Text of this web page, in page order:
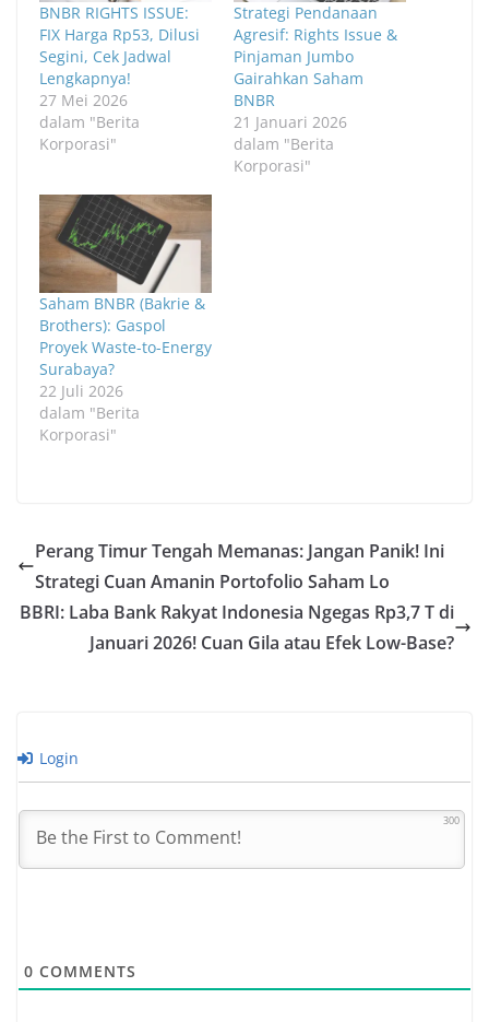
BNBR RIGHTS ISSUE:
FIX Harga Rp53, Dilusi
Segini, Cek Jadwal
Lengkapnya!
27 Mei 2026
dalam "Berita
Korporasi"
Strategi Pendanaan
Agresif: Rights Issue &
Pinjaman Jumbo
Gairahkan Saham
BNBR
21 Januari 2026
dalam "Berita
Korporasi"
Saham BNBR (Bakrie &
Brothers): Gaspol
Proyek Waste-to-Energy
Surabaya?
22 Juli 2026
dalam "Berita
Korporasi"
Perang Timur Tengah Memanas: Jangan Panik! Ini
Strategi Cuan Amanin Portofolio Saham Lo
BBRI: Laba Bank Rakyat Indonesia Ngegas Rp3,7 T di
Januari 2026! Cuan Gila atau Efek Low-Base?
Login
300
0 COMMENTS